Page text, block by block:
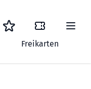
Freikarten